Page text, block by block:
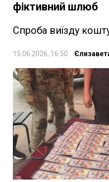
фіктивний шлюб
Спроба виїзду
15.06.2026, 16:50